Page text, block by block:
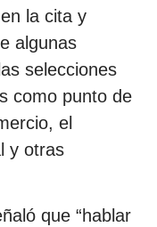
la cita y
algunas
selecciones
como punto de
el
y otras
que “hablar